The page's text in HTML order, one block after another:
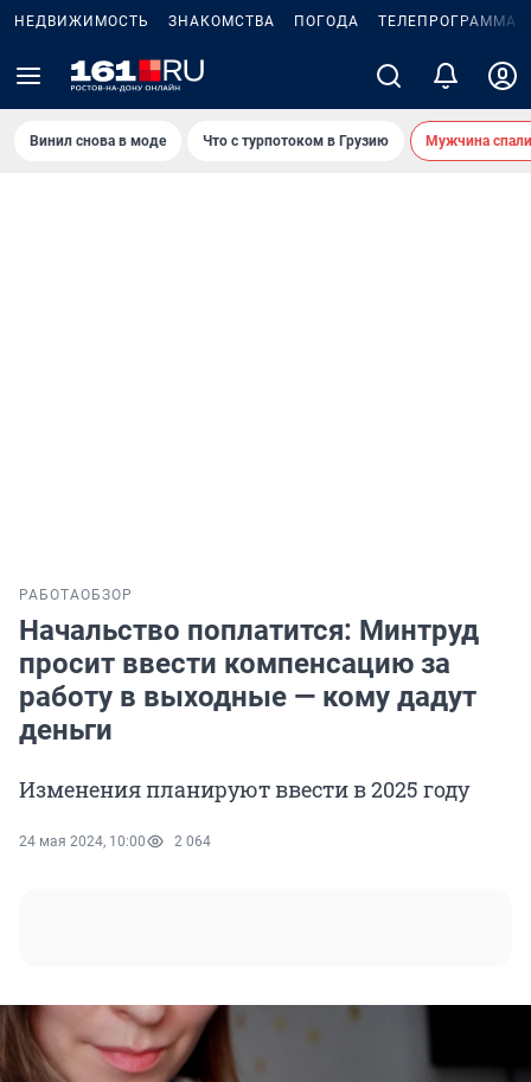
НЕДВИЖИМОСТЬ ЗНАКОМСТВА ПОГОДА ТЕЛЕПРОГРАММА
Винил снова в моде Что с турпотоком в Грузию Мужчина
РАБОТАОБЗОР
Начальство поплатится: Минтруд
просит ввести компенсацию за
работу в выходные — кому дадут
деньги
Изменения планируют ввести в 2025 году
24 мая 2024, 10:00 2 064